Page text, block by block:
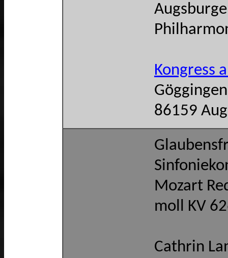
Kongress
86159
Mozart
moll KV
Cathrin